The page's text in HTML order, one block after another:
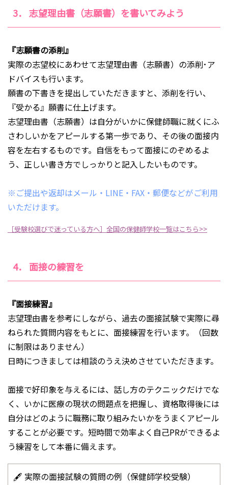
3． 志望理由書（志願書）を書いてみよう
『志願書の添削』
実際の志望校にあわせて志望理由書（志願書）の添削･ア
ドバイスも行います。
願書の下書きを提出していただきますと、添削を行い、
『受かる』願書に仕上げます。
志望理由書（志願書）は自分がいかに保健師職に就くにふ
さわしいかをアピールする第一歩であり、その後の面接内
容を左右するものです。自信をもって面接にのぞめるよ
う、正しい書き方でしっかりと記入したいものです。
※ご提出や返却はメール・LINE・FAX・郵便などがご利用
いただけます。
［受験校選びで迷っている方へ］全国の保健師学校一覧はこちら>>
4． 面接の練習を
『面接練習』
志望理由書を参考にしながら、過去の面接試験で実際に尋
ねられた質問内容をもとに、面接練習を行います。（回数
に制限はありません）
日時につきましては相談のうえ決めさせていただきます。
面接で好印象を与えるには、話し方のテクニックだけでな
く、いかに医療の現状の問題点を把握し、資格取得後には
自分はどのよう に職務に取り組みたいかをうまくアピール
することが必要です。短時間で効率よく自己PRができるよ
う練習をして本番に備えます。
🖋 実際の面接試験の質問の例（保健師学校受験）